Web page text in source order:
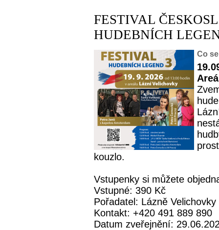
FESTIVAL
HUDEBNÍCH
Co
kouzlo.
Vstupenky si můžete
Vstupné: 390 Kč
Pořadatel: Lázně Velichovky
Kontakt: +420 491 889 890
Datum zveřejnění: